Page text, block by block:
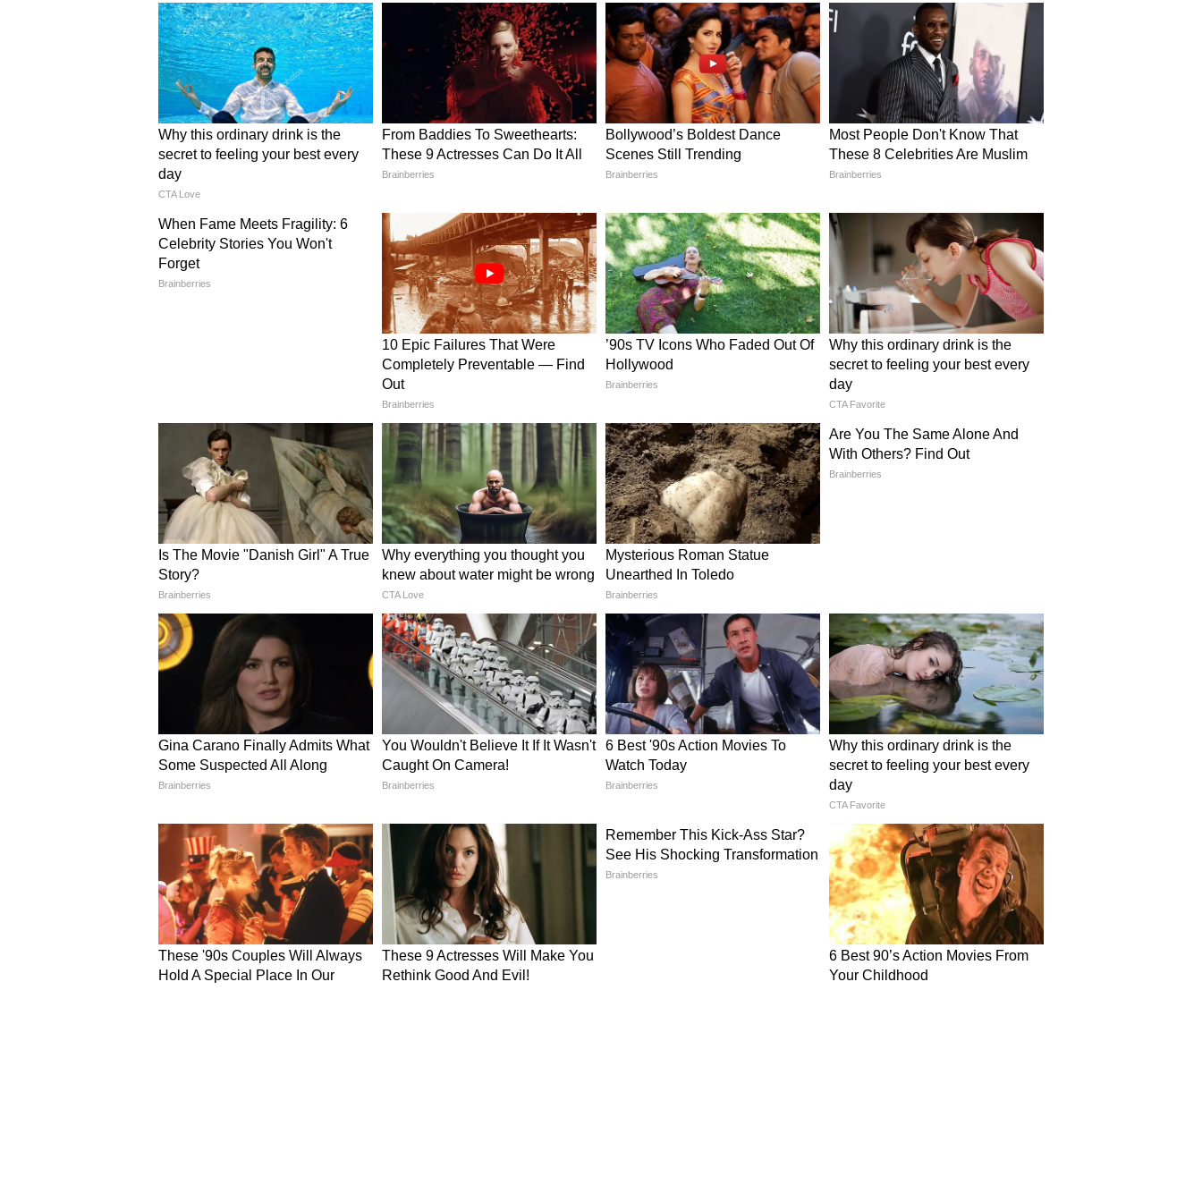
प्रकृति और पर्यावरण के साथ संतुलन बनाकर जीवन जीना रहा है। आज पूरी दुनिया पर्यावरण
संरक्षण के लिए भारत की ओर आशा भरी नजरों से देख रही है। उन्होंने कहा कि मानव जीवन
पंचतत्वों से निर्मित है और हमारे धार्मिक ग्रंथों में पर्यावरण संरक्षण का विस्तृत वर्णन मिलता है। उन्होंने
‘यत् पिंडे तत् ब्रह्मांडे’ का उल्लेख करते हुए कहा कि मानव और प्रकृति एक-दूसरे से गहराई से जुड़े
हुए हैं।
भारतीय संस्कृति में प्रकृति पूजा का विशेष महत्व
मुख्यमंत्री ने कहा कि भारतीय परंपराओं में प्रकृति का स्थान अत्यंत महत्वपूर्ण है। हमारी पूजा-पद्धति
हर प्रक्रिया प्रकृति से जुड़ी हुई है। भगवान को अर्पित किया जाने वाला भोग भी तुलसी के बिना
अधूरा माना जाता है।
उन्होंने प्रसिद्ध वैज्ञानिक जगदीश चंद्र बसु का उदाहरण देते हुए कहा कि उन्होंने वैज्ञानिक रूप से सिद्ध
किया था कि पौधों में भी जीवन होता है। हालांकि भारत की संस्कृति में यह बात सदियों से स्वीकार
की जाती रही है। उन्होंने कहा कि गांवों में आज भी लोगों को यह ज्ञान है कि पौधों में संवेदनाएं होती
हैं और इसलिए रात के समय पौधों की पत्तियां तोड़ने से बचा जाता है।
सीएम ने कहा कि भारतीय परंपरा में एक वृक्ष को दस पुत्रों के समान माना गया है। इसी भावना के
साथ प्रदेश सरकार जल गंगा संवर्धन अभियान के माध्यम से नदियों, कुओं, बावड़ियों और तालाबों के
संरक्षण का कार्य कर रही है।
प्रधानमंत्री मोदी के नेतृत्व में मजबूत हुआ भारत
मुख्यमंत्री ने कहा कि प्रधानमंत्री नरेंद्र मोदी देश के सबसे लंबे समय तक सेवा देने वाले प्रधानमंत्रियों में
शामिल होने जा रहे हैं। उनके नेतृत्व में प्रधानमंत्री पद की गरिमा और बढ़ी है। उन्होंने पूर्व प्रधानमंत्री
अटल बिहारी वाजपेयी का उल्लेख करते हुए कहा कि उन्होंने 24 दलों के गठबंधन के साथ सफल
सीएम ने कहा कि आज भारत वैश्विक स्तर पर अधिक मजबूत और आत्मविश्वासी राष्ट्र के रूप में
उभरा है। देश आतंकवाद और नक्सलवाद के खिलाफ निर्णायक कार्रवाई कर रहा है। अंतरिक्ष, विज्ञान,
तकनीक और खेल के क्षेत्र में भारतीय प्रतिभाएं विश्व मंच पर अपनी अलग पहचान बना रही हैं।
प्रधानमंत्री मोदी लगातार खिलाड़ियों और वैज्ञानिकों का उत्साहवर्धन करते रहे हैं।
भोपाल गैस त्रासदी के 40 साल पुराने दाग को मिटाने की दिशा में कदम
मुख्यमंत्री ने कहा कि वर्तमान समय में अल नीनो और पश्चिम एशिया की परिस्थितियों के कारण पूरी
क्षेत्र में मजबूती के साथ आगे बढ़ रहा है। उन्होंने भोपाल गैस त्रासदी को पर्यावरण और मानव जीवन
के लिए सबसे विनाशकारी घटनाओं में से एक बताया। सीएम ने कहा कि गैस रिसाव के लिए
जिम्मेदार लोगों के खिलाफ उस समय पर्याप्त जवाबदेही तय नहीं की गई। उन्होंने कहा कि राज्य
सरकार ने यूनियन कार्बाइड फैक्ट्री परिसर में मौजूद कचरे का लगभग 40 वर्ष बाद सफलतापूर्वक
निष्पादन कर एक बड़ा कदम उठाया है। अब सरकार उस भूमि के बेहतर और सुरक्षित उपयोग की
दिशा में आगे बढ़ रही है।